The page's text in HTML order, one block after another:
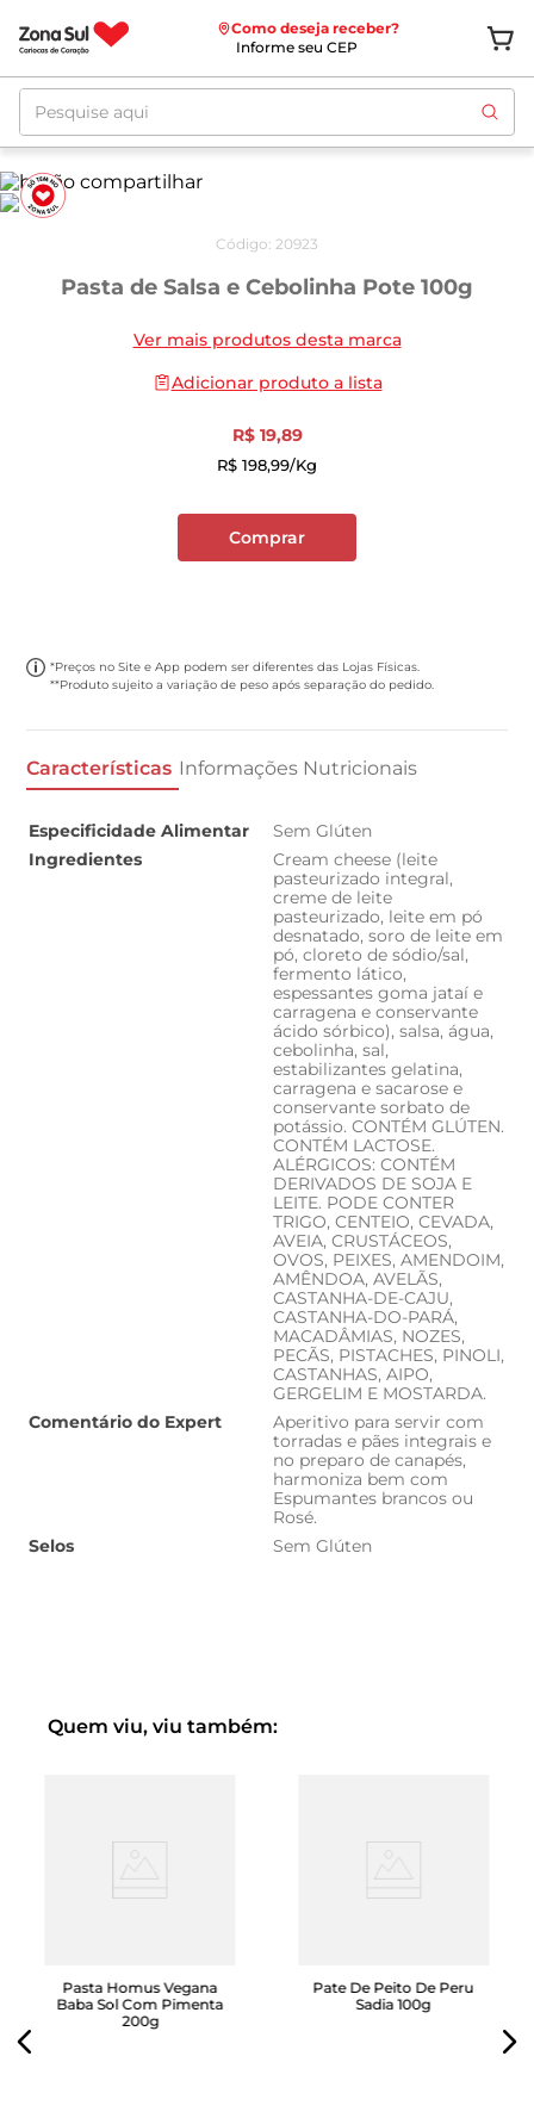
Como deseja receber?
Informe seu CEP
Pesquise aqui
Código: 20923
Pasta de Salsa e Cebolinha Pote 100g
Ver mais produtos desta marca
Adicionar produto a lista
R$ 19,89
R$ 198,99/kg
Comprar
*Preços no Site e App podem ser diferentes das Lojas Físicas.
**Produto sujeito a variação de peso após separação do pedido.
Características Informações Nutricionais
Especificidade Alimentar
Sem Glúten
Ingredientes
Cream cheese (leite
pasteurizado integral,
creme de leite
pasteurizado, leite em pó
desnatado, soro de leite em
pó, cloreto de sódio/sal,
fermento lático,
espessantes goma jataí e
carragena e conservante
ácido sórbico), salsa, água,
cebolinha, sal,
estabilizantes gelatina,
carragena e sacarose e
conservante sorbato de
potássio. CONTÉM GLÚTEN.
CONTÉM LACTOSE.
ALÉRGICOS: CONTÉM
DERIVADOS DE SOJA E
LEITE. PODE CONTER
TRIGO, CENTEIO, CEVADA,
AVEIA, CRUSTÁCEOS,
OVOS, PEIXES, AMENDOIM,
AMÊNDOA, AVELÃS,
CASTANHA-DE-CAJU,
CASTANHA-DO-PARÁ,
MACADÂMIAS, NOZES,
PECÃS, PISTACHES, PINOLI,
CASTANHAS, AIPO,
GERGELIM E MOSTARDA.
Comentário do Expert
Aperitivo para servir com
torradas e pães integrais e
no preparo de canapés,
harmoniza bem com
Espumantes brancos ou
Rosé.
Selos
Sem Glúten
Quem viu, viu também:
Pasta Homus Vegana
Baba Sol Com Pimenta
200g
Pate De Peito De Peru
Sadia 100g